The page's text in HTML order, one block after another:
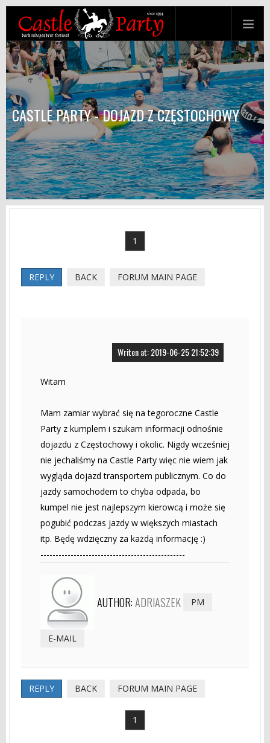
CASTLE PARTY - DOJAZD Z CZĘSTOCHOWY
1
REPLY BACK FORUM MAIN PAGE
Writen at: 2019-06-25 21:52:39
Witam
Mam zamiar wybrać się na tegoroczne Castle
Party z kumplem i szukam informacji odnośnie
dojazdu z Częstochowy i okolic. Nigdy wcześniej
nie jechaliśmy na Castle Party więc nie wiem jak
wygląda dojazd transportem publicznym. Co do
jazdy samochodem to chyba odpada, bo
kumpel nie jest najlepszym kierowcą i może się
pogubić podczas jazdy w większych miastach
itp. Będę wdzięczny za każdą informację :)
------------------------------------------------
AUTHOR:ADRIASZEK PM
E-MAIL
REPLY BACK FORUM MAIN PAGE
1